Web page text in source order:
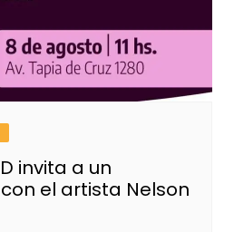
invita a un
el artista Nelson